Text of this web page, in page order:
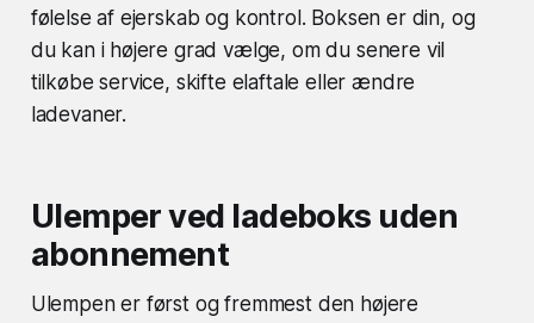
følelse af ejerskab og kontrol. Boksen er din, og
du kan i højere grad vælge, om du senere vil
tilkøbe service, skifte elaftale eller ændre
ladevaner.
Ulemper ved ladeboks uden
abonnement
Ulempen er først og fremmest den højere